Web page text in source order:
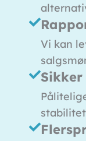
Vi kan